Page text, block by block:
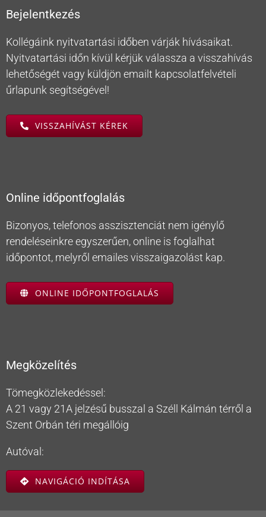
Bejelentkezés
Kollégáink nyitvatartási időben várják hívásaikat.
Nyitvatartási időn kívül kérjük válassza a visszahívás
lehetőségét vagy küldjön emailt kapcsolatfelvételi
űrlapunk segítségével!
VISSZAHÍVÁST KÉREK
Online időpontfoglalás
Bizonyos, telefonos asszisztenciát nem igénylő
rendeléseinkre egyszerűen, online is foglalhat
időpontot, melyről emailes visszaigazolást kap.
ONLINE IDŐPONTFOGLALÁS
Megközelítés
Tömegközlekedéssel:
A 21 vagy 21A jelzésű busszal a Széll Kálmán térről a
Szent Orbán téri megállóig
Autóval:
NAVIGÁCIÓ INDÍTÁSA